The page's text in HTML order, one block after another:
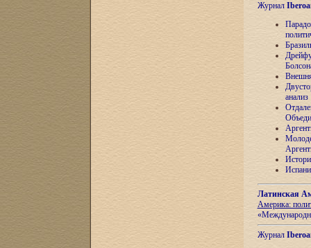
Журнал
анализ
Латинская
Америка:
Журнал